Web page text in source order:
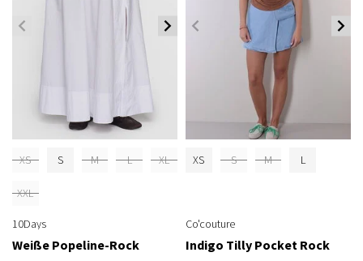
XS S M L XL
XXL
10Days
Weiße Popeline-Rock
XS S M L
Co'couture
Indigo Tilly Pocket Rock